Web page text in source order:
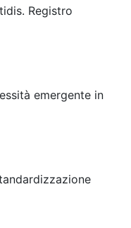
Registro
emergente in